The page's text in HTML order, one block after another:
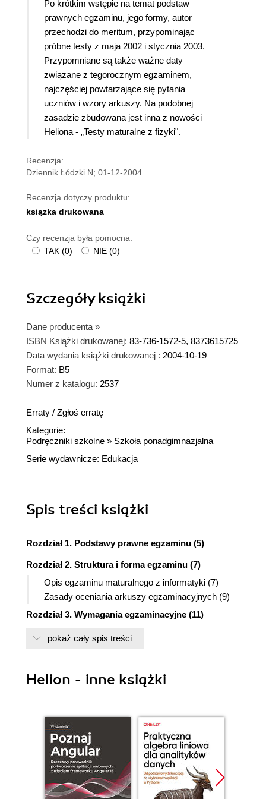
Po krótkim wstępie na temat podstaw
prawnych egzaminu, jego formy, autor
przechodzi do meritum, przypominając
próbne testy z maja 2002 i stycznia 2003.
Przypomniane są także ważne daty
związane z tegorocznym egzaminem,
najczęściej powtarzające się pytania
uczniów i wzory arkuszy. Na podobnej
zasadzie zbudowana jest inna z nowości
Heliona - „Testy maturalne z fizyki".
Recenzja:
Dziennik Łódzki N; 01-12-2004
Recenzja dotyczy produktu:
ksiązka drukowana
Czy recenzja była pomocna:
TAK (0) NIE (0)
Szczegółyksiążki
Dane producenta »
ISBN Książki drukowanej: 83-736-1572-5, 8373615725
Data wydania książki drukowanej : 2004-10-19
Format: B5
Numer z katalogu: 2537
Erraty / Zgłoś erratę
Kategorie:
Podręczniki szkolne » Szkoła ponadgimnazjalna
Serie wydawnicze: Edukacja
Spis treści książki
Rozdział 1. Podstawy prawne egzaminu (5)
Rozdział 2. Struktura i forma egzaminu (7)
Opis egzaminu maturalnego z informatyki (7)
Zasady oceniania arkuszy egzaminacyjnych (9)
Rozdział 3. Wymagania egzaminacyjne (11)
Standardy wymagań egzaminacyjnych (11)
Standardy wymagań egzaminacyjnych z
Opis wymagań egzaminacyjnych (14)
nowych zasad (21)
Arkusz I (21)
Zadania (21)
Rozwiązania (25)
Model odpowiedzi i schemat oceniania (28)
Arkusz II (32)
pokaż cały spis treści
Helion - inne książki